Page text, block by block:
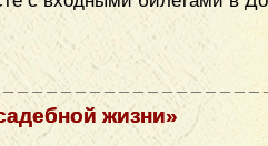
жизни»